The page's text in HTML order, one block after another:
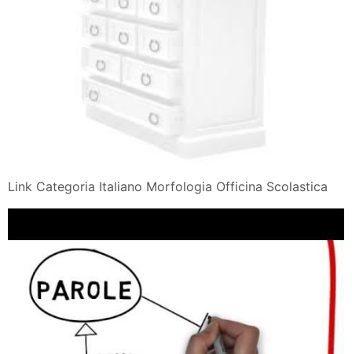
Link Categoria Italiano Morfologia Officina Scolastica